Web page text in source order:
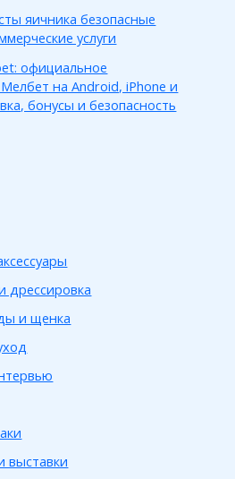
яичника безопасные
услуги
официальное
на Android, iPhone и
бонусы и безопасность
дрессировка
и щенка
выставки